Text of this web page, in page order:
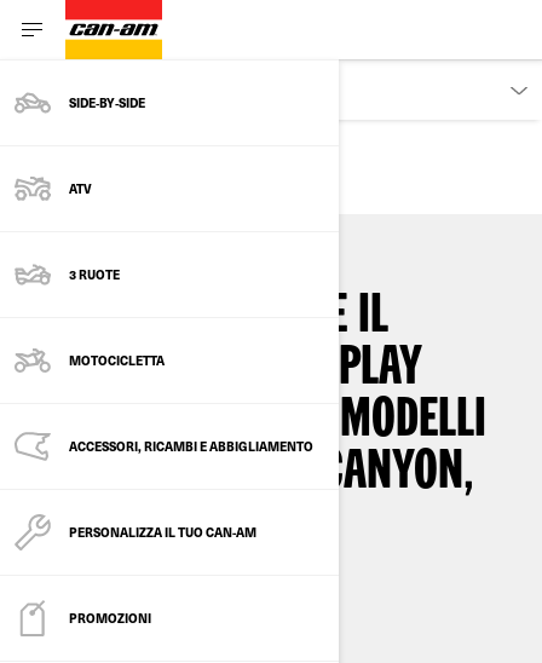
SIDE‑BY‑SIDE
ATV
3 RUOTE
MOTOCICLETTA
ACCESSORI, RICAMBI E ABBIGLIAMENTO
PERSONALIZZA IL TUO CAN-AM
PROMOZIONI
COME AGGIORNARE IL
SOFTWARE SUL DISPLAY
TOUCHSCREEN DEI MODELLI
CAN-AM SPYDER, CANYON,
PULSE OR ORIGIN
settembre 2024